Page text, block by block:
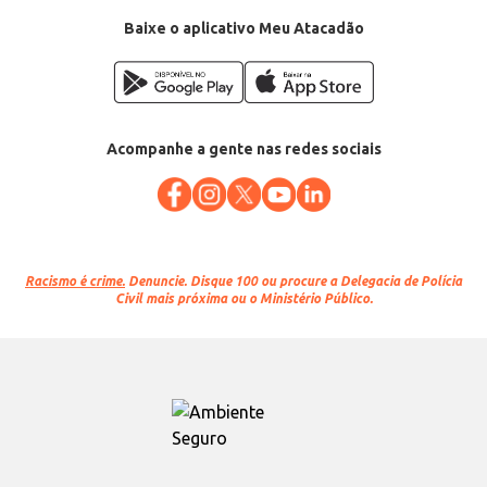
Baixe o aplicativo Meu Atacadão
Acompanhe a gente nas redes sociais
Racismo é crime. Denuncie. Disque 100 ou procure a Delegacia de Polícia
Civil mais próxima ou o Ministério Público.